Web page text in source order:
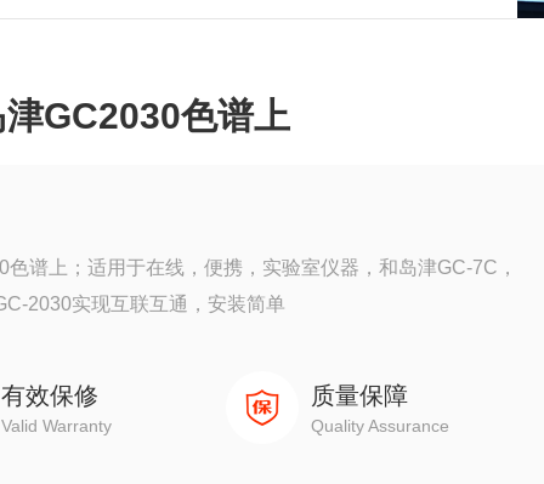
GC2030色谱上
谱上；适用于在线，便携，实验室仪器，和岛津GC-7C，
2030实现互联互通，安装简单
有效保修
Valid Warranty
质量保障
Quality Assurance